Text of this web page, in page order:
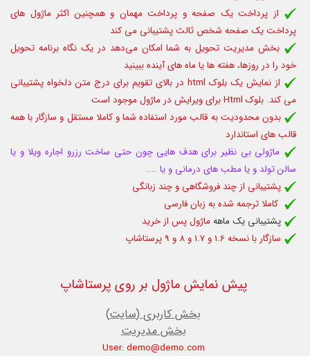
از پرداخت یک صفحه و پرداخت مهمان و همچنین اکثر ماژول های
پرداخت یک صفحه شخص ثالث پشتیبانی می کند
بخش مدیریت تحویل به شما امکان می‌دهد در یک نگاه برنامه تحویل
خود را در روزها، هفته ها یا ماه های آینده ببینید
از نمایش یک بلوک html در بالای تقویم برای درج متن دلخواه پشتیبانی
می کند. بلوک Html برای ویرایش در ماژول موجود است
بدون محدودیت به قالب مورد استفاده شما و کاملا مستقل و سازگار با همه
قالب های استاندارد
ماژولی بی نظیر برای هدف هایی چون حتی ساخت رزرو اجاره ویلا و یا
سالن تولد و یا مطب های درمانی و یا ....
پشتیبانی از چند فروشگاهی و چند زبانگی
کاملا ترجمه شده به زبان فارسی
پشتیبانی یک ماههماژول پس از خرید
سازگار با نسخه 1.6 و 1.7 و 8 و 9 پرستاشاپ
پیش نمایش ماژول بر روی پرستاشاپ
بخش کاربری (سایت)
بخش مدیریت
User: demo@demo.com